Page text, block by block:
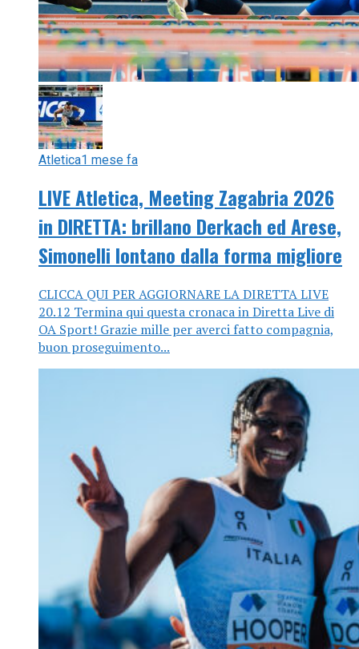
Atletica1 mese fa
LIVE Atletica, Meeting Zagabria 2026
in DIRETTA: brillano Derkach ed Arese,
Simonelli lontano dalla forma migliore
CLICCA QUI PER AGGIORNARE LA DIRETTA LIVE
20.12 Termina qui questa cronaca in Diretta Live di
OA Sport! Grazie mille per averci fatto compagnia,
buon proseguimento...